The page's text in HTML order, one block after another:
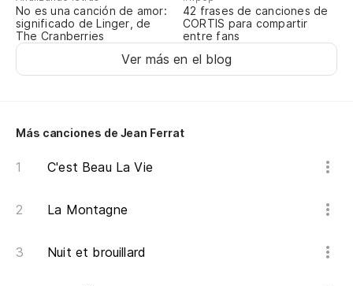
No es una canción de amor:
significado de Linger, de
The Cranberries
42 frases de canciones de
CORTIS para compartir
entre fans
Ver más en el blog
Más canciones de Jean Ferrat
C'est Beau La Vie
La Montagne
Nuit et brouillard